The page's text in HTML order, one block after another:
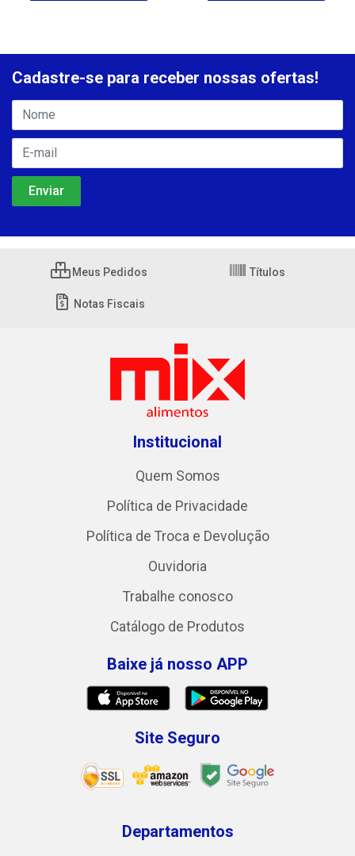
Cadastre-se para receber nossas ofertas!
Meus Pedidos Títulos
Notas Fiscais
Institucional
Quem Somos
Política de Privacidade
Política de Troca e Devolução
Ouvidoria
Trabalhe conosco
Catálogo de Produtos
Baixe já nosso APP
Site Seguro
Departamentos